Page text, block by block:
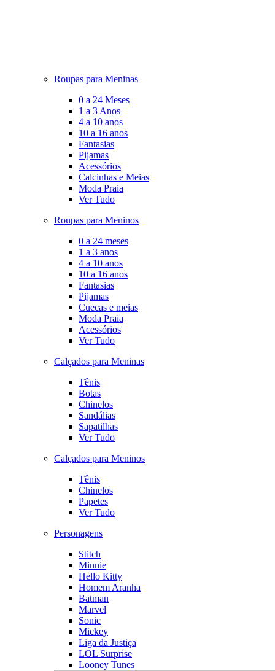
Roupas para Meninas
0 a 24 Meses
1 a 3 Anos
4 a 10 anos
10 a 16 anos
Fantasias
Pijamas
Acessórios
Calcinhas e Meias
Moda Praia
Ver Tudo
Roupas para Meninos
0 a 24 meses
1 a 3 anos
4 a 10 anos
10 a 16 anos
Fantasias
Pijamas
Cuecas e meias
Moda Praia
Acessórios
Ver Tudo
Calçados para Meninas
Tênis
Botas
Chinelos
Sandálias
Sapatilhas
Ver Tudo
Calçados para Meninos
Tênis
Chinelos
Papetes
Ver Tudo
Personagens
Stitch
Minnie
Hello Kitty
Homem Aranha
Batman
Marvel
Sonic
Mickey
Liga da Justiça
LOL Surprise
Looney Tunes